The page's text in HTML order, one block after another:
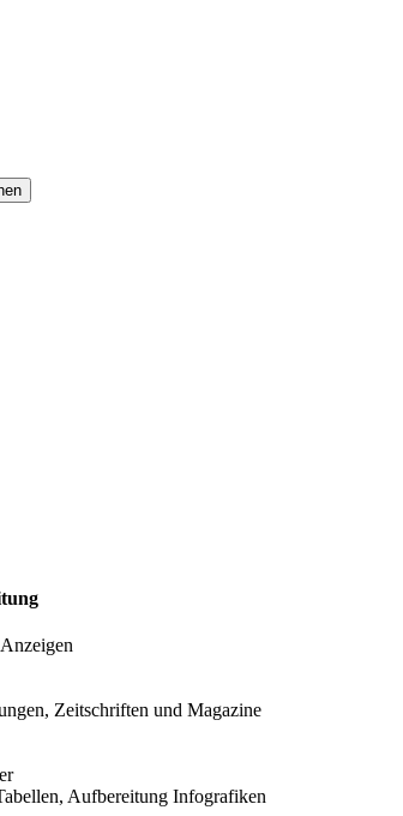
Zeitschriften und Magazine
Aufbereitung Infografiken